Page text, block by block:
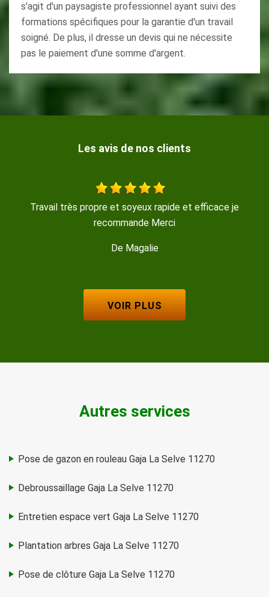
s'agit d'un paysagiste professionnel ayant suivi des
formations spécifiques pour la garantie d'un travail
soigné. De plus, il dresse un devis qui ne nécessite
pas le paiement d'une somme d'argent.
Les avis de nos clients
efficace je Travail soigné , trés propre , disponible et
VOIR PLUS
Autres services
Pose de gazon en rouleau Gaja La Selve 11270
Debroussaillage Gaja La Selve 11270
Entretien espace vert Gaja La Selve 11270
Plantation arbres Gaja La Selve 11270
Pose de clôture Gaja La Selve 11270